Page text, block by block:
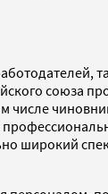
союза
числе
широкий